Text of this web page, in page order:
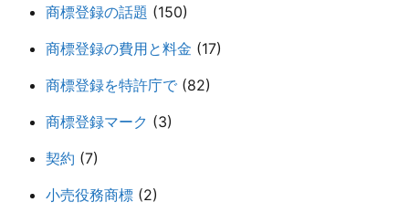
商標登録の話題 (150)
商標登録の費用と料金 (17)
商標登録を特許庁で (82)
商標登録マーク (3)
契約 (7)
小売役務商標 (2)